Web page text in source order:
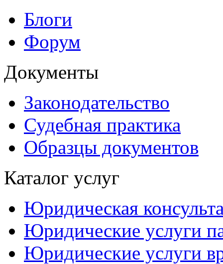
Блоги
Форум
Документы
Законодательство
Судебная практика
Образцы документов
Каталог услуг
Юридическая
Юридические услуги
Юридические услуги